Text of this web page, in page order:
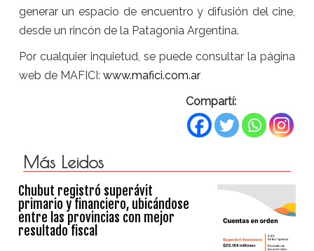
generar un espacio de encuentro y difusión del cine,
desde un rincón de la Patagonia Argentina.
Por cualquier inquietud, se puede consultar la página
web de MAFICI: www.mafici.com.ar
Compartí:
Más Leidos
Chubut registró superávit
primario y financiero, ubicándose
entre las provincias con mejor
resultado fiscal